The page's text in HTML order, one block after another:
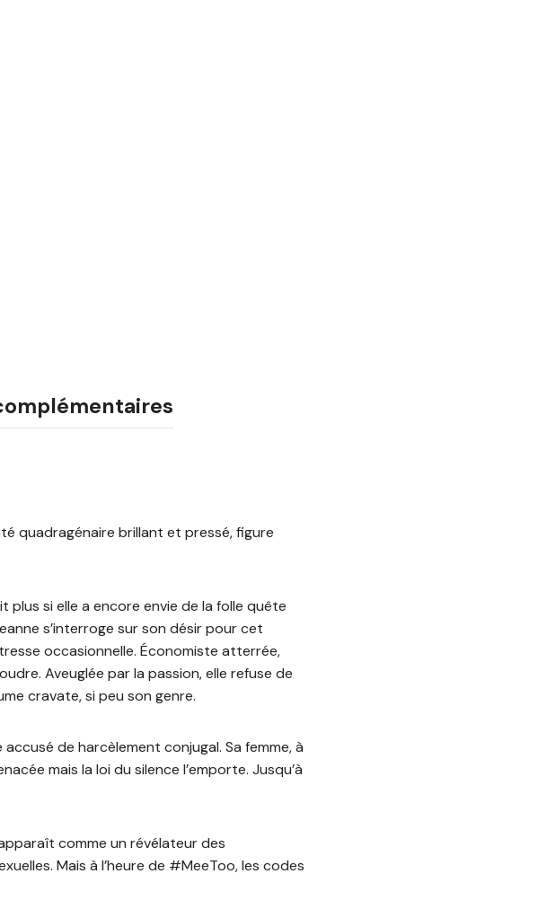
quadragénaire brillant et pressé, figure
plus si elle a encore envie de la folle quête
s’interroge sur son désir pour cet
occasionnelle. Économiste atterrée,
Aveuglée par la passion, elle refuse de
cravate, si peu son genre.
de harcèlement conjugal. Sa femme, à
mais la loi du silence l’emporte. Jusqu’à
comme un révélateur des
Mais à l’heure de #MeeToo, les codes